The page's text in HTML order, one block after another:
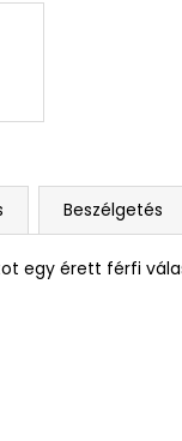
Beszélgetés
egy érett férfi